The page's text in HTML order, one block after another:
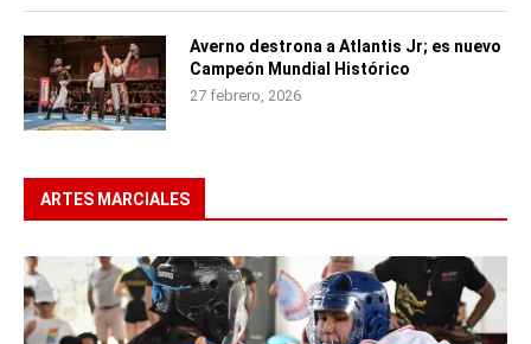
Averno destrona a Atlantis Jr; es nuevo
Campeón Mundial Histórico
27 febrero, 2026
ARTES MARCIALES